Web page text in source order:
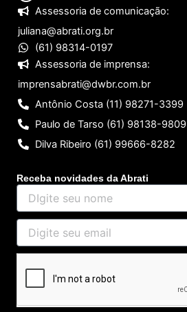
Assessoria de comunicação:
juliana@abrati.org.br
(61) 98314-0197
Assessoria de imprensa:
imprensabrati@dwbr.com.br
Antônio Costa (11) 98271-3399
Paulo de Tarso (61) 98138-9809
Dilva Ribeiro (61) 99666-8282
Receba novidades da Abrati
DIgite
seu
nome
Digite
seu
email